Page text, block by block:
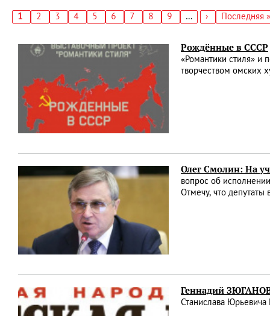
Текущая
1 Страница
2 Страница
3 Страница
4 Страница
5 Страница
6 Страница
7 Страница
8 Страница
9 …
Следующая
›
Последняя
Последняя »
Рождённые в СССР
«Романтики стиля» и
творчеством омских
Олег Смолин: На
вопрос об
Отмечу, что
Геннадий
Станислава Юрьевича